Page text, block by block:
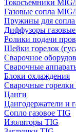
Токосъемники
Газовые сопла
Пружины для
Диффузоры
Ролики подачи
Шейки горелок
Сварочное
Сварочные
Блоки охлаждения
Сварочные
Цанги
Цангодержатели и
Сопло газовое TIG
Изоляторы TIG